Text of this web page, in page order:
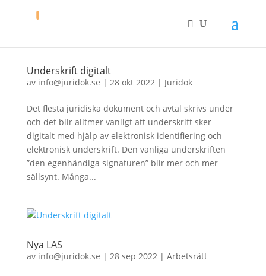
Underskrift digitalt
av info@juridok.se | 28 okt 2022| Juridok
Det flesta juridiska dokument och avtal skrivs under
och det blir alltmer vanligt att underskrift sker
digitalt med hjälp av elektronisk identifiering och
elektronisk underskrift. Den vanliga underskriften
”den egenhändiga signaturen” blir mer och mer
sällsynt. Många...
Nya LAS
av info@juridok.se | 28 sep 2022| Arbetsrätt